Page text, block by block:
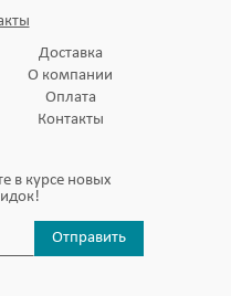
Доставка
О компании
Оплата
Контакты
в курсе новых
Отправить